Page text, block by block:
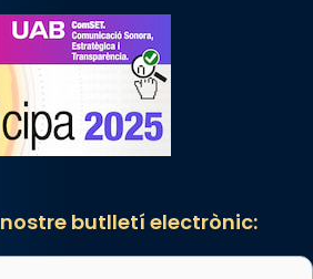
butlletí electrònic: